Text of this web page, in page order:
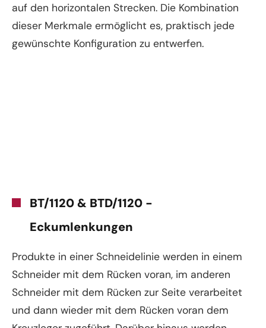
auf den horizontalen Strecken. Die Kombination
dieser Merkmale ermöglicht es, praktisch jede
gewünschte Konfiguration zu entwerfen.
BT/1120 & BTD/1120 -
Eckumlenkungen
Produkte in einer Schneidelinie werden in einem
Schneider mit dem Rücken voran, im anderen
Schneider mit dem Rücken zur Seite verarbeitet
und dann wieder mit dem Rücken voran dem